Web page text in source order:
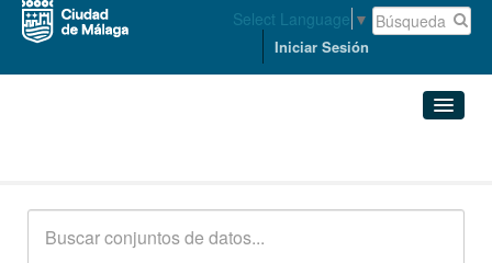
Select Language ▼
Iniciar Sesión